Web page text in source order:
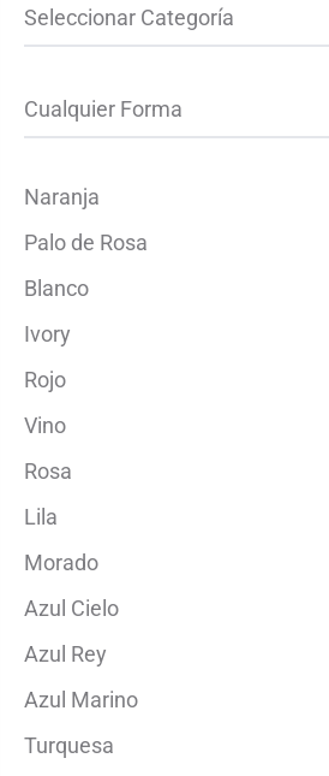
Naranja
Palo de Rosa
Blanco
Ivory
Rojo
Vino
Rosa
Lila
Morado
Azul Cielo
Azul Rey
Azul Marino
Turquesa